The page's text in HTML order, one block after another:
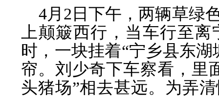
4月2日下午，两辆草绿
上颠簸西行，当车行至
时，一块挂着“宁乡县东
帘。刘少奇下车察看，里
头猪场”相去甚远。为弄